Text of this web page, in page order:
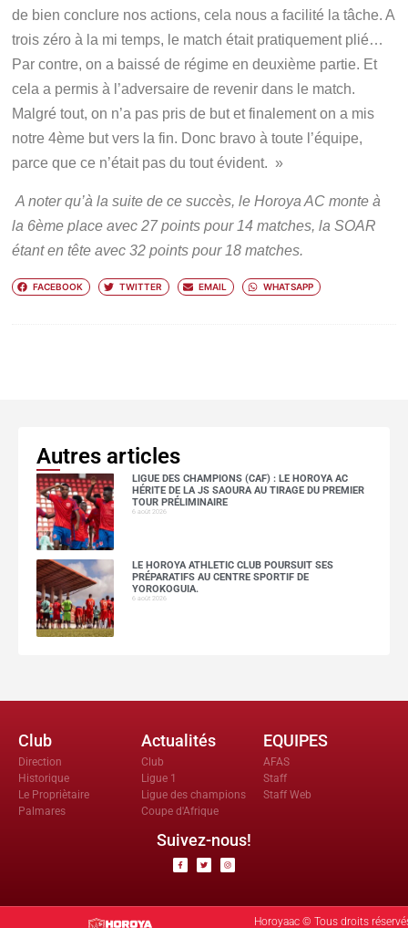
de bien conclure nos actions, cela nous a facilité la tâche. A
trois zéro à la mi temps, le match était pratiquement plié…
Par contre, on a baissé de régime en deuxième partie. Et
cela a permis à l’adversaire de revenir dans le match.
Malgré tout, on n’a pas pris de but et finalement on a mis
notre 4ème but vers la fin. Donc bravo à toute l’équipe,
parce que ce n’était pas du tout évident. »
A noter qu’à la suite de ce succès, le Horoya AC monte à
la 6ème place avec 27 points pour 14 matches, la SOAR
étant en tête avec 32 points pour 18 matches.
FACEBOOK TWITTER EMAIL WHATSAPP
Autres articles
LIGUE DES CHAMPIONS (CAF) : LE HOROYA AC
HÉRITE DE LA JS SAOURA AU TIRAGE DU PREMIER
TOUR PRÉLIMINAIRE
6 août 2026
LE HOROYA ATHLETIC CLUB POURSUIT SES
PRÉPARATIFS AU CENTRE SPORTIF DE
YOROKOGUIA.
6 août 2026
Club
Direction
Historique
Le Propriètaire
Palmares
Actualités
Club
Ligue 1
Ligue des champions
Coupe d'Afrique
EQUIPES
AFAS
Staff
Staff Web
Suivez-nous!
Horoyaac © Tous droits